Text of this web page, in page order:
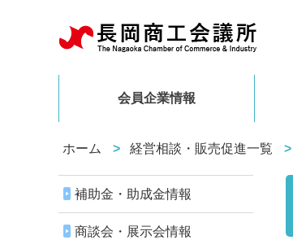
会員企業情報
ホーム 経営相談・販売促進一覧
補助金・助成金情報
商談会・展示会情報